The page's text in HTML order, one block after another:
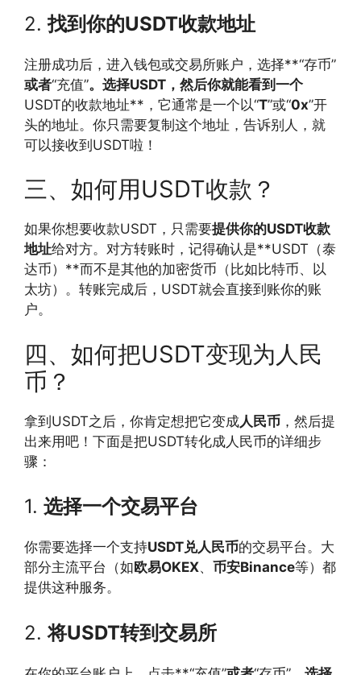
2.找到你的USDT收款地址
注册成功后，进入钱包或交易所账户，选择**“存币”
或者“充值”。选择USDT，然后你就能看到一个
USDT的收款地址**，它通常是一个以“T”或“0x”开
头的地址。你只需要复制这个地址，告诉别人，就
可以接收到USDT啦！
三、如何用USDT收款？
如果你想要收款USDT，只需要提供你的USDT收款
地址给对方。对方转账时，记得确认是**USDT（泰
达币）**而不是其他的加密货币（比如比特币、以
太坊）。转账完成后，USDT就会直接到账你的账
户。
四、如何把USDT变现为人民
币？
拿到USDT之后，你肯定想把它变成人民币 ，然后提
出来用吧！下面是把USDT转化成人民币的详细步
骤：
1. 选择一个交易平台
你需要选择一个支持USDT兑人民币的交易平台。大
部分主流平台（如 欧易OKEX、 币安Binance等）都
提供这种服务。
2.将USDT转到交易所